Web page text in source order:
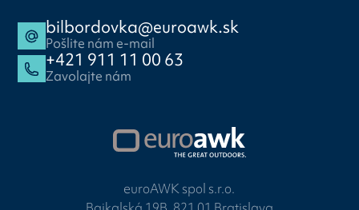
bilbordovka@euroawk.sk
Pošlite nám e-mail
+421 911 11 00 63
Zavolajte nám
euroAWK spol s.r.o.